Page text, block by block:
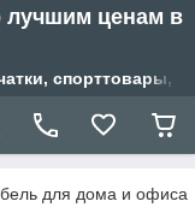
лучшим ценам в
для дома и офиса